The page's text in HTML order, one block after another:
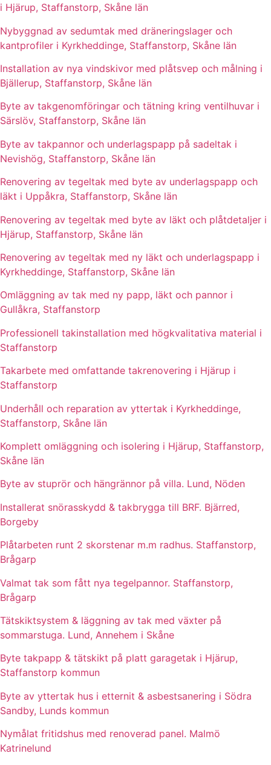
i Hjärup, Staffanstorp, Skåne län
Nybyggnad av sedumtak med dräneringslager och
kantprofiler i Kyrkheddinge, Staffanstorp, Skåne län
Installation av nya vindskivor med plåtsvep och målning i
Bjällerup, Staffanstorp, Skåne län
Byte av takgenomföringar och tätning kring ventilhuvar i
Särslöv, Staffanstorp, Skåne län
Byte av takpannor och underlagspapp på sadeltak i
Nevishög, Staffanstorp, Skåne län
Renovering av tegeltak med byte av underlagspapp och
läkt i Uppåkra, Staffanstorp, Skåne län
Renovering av tegeltak med byte av läkt och plåtdetaljer i
Hjärup, Staffanstorp, Skåne län
Renovering av tegeltak med ny läkt och underlagspapp i
Kyrkheddinge, Staffanstorp, Skåne län
Omläggning av tak med ny papp, läkt och pannor i
Gullåkra, Staffanstorp
Professionell takinstallation med högkvalitativa material i
Staffanstorp
Takarbete med omfattande takrenovering i Hjärup i
Staffanstorp
Underhåll och reparation av yttertak i Kyrkheddinge,
Staffanstorp, Skåne län
Komplett omläggning och isolering i Hjärup, Staffanstorp,
Skåne län
Byte av stuprör och hängrännor på villa. Lund, Nöden
Installerat snörasskydd & takbrygga till BRF. Bjärred,
Borgeby
Plåtarbeten runt 2 skorstenar m.m radhus. Staffanstorp,
Brågarp
Valmat tak som fått nya tegelpannor. Staffanstorp,
Brågarp
Tätskiktsystem & läggning av tak med växter på
sommarstuga. Lund, Annehem i Skåne
Byte takpapp & tätskikt på platt garagetak i Hjärup,
Staffanstorp kommun
Byte av yttertak hus i etternit & asbestsanering i Södra
Sandby, Lunds kommun
Nymålat fritidshus med renoverad panel. Malmö
Katrinelund